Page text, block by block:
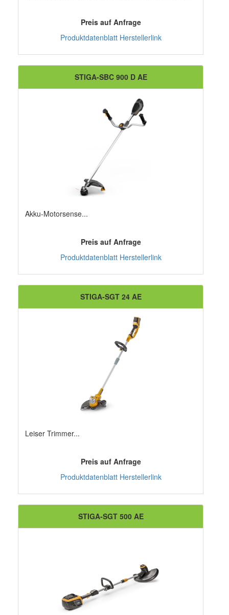
Preis auf Anfrage
Produktdatenblatt Herstellerlink
STIGA-SBC 900 D AE
Akku-Motorsense...
Preis auf Anfrage
Produktdatenblatt Herstellerlink
STIGA-SGT 24 AE
Leiser Trimmer...
Preis auf Anfrage
Produktdatenblatt Herstellerlink
STIGA-SGT 500 AE